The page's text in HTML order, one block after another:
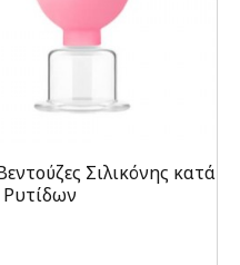
Σιλικόνης κατά
Ρυτίδων